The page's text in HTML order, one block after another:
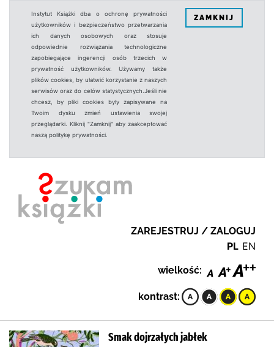
Instytut Książki dba o ochronę prywatności
użytkowników i bezpieczeństwo przetwarzania
ich danych osobowych oraz stosuje
odpowiednie rozwiązania technologiczne
zapobiegające ingerencji osób trzecich w
prywatność użytkowników. Używamy także
plików cookies, by ułatwić korzystanie z naszych
serwisów oraz do celów statystycznych.Jeśli nie
chcesz, by pliki cookies były zapisywane na
Twoim dysku zmień ustawienia swojej
przeglądarki. Kliknij "Zamknij" aby zaakceptować
naszą politykę prywatności.
ZAMKNIJ
ZAREJESTRUJ / ZALOGUJ
PL EN
wielkość:
kontrast:
Smak dojrzałych jabłek